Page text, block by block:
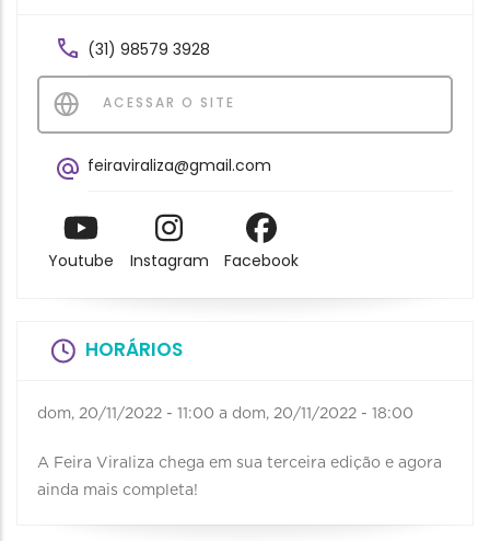
(31) 98579 3928
ACESSAR O SITE
feiraviraliza@gmail.com
Youtube Instagram Facebook
HORÁRIOS
dom, 20/11/2022 - 11:00 a dom, 20/11/2022 - 18:00
A Feira Viraliza chega em sua terceira edição e agora
ainda mais completa!